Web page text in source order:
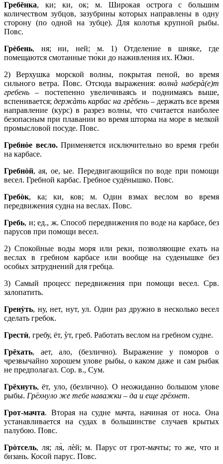
Гребёнка, ки; ки, ок; м. Широкая острога с большим
количеством зубцов, зазубрины которых направлены в одну
сторону (по одной на зубце). Для колотья крупной рыбы.
Повс.
Грèбень, ня; ни, ней; м. 1) Отделение в шняке, где
помещаются смотанные тю̀ки до наживления их. Южн.
2) Верхушка морской волны, покрытая пеной, во время
сильного ветра. Повс. Отсюда выражения: волнà наберà(е)т
гребень – постепенно увеличиваясь и поднимаясь выше,
вспенивается;держàть карбас на грèбень– держать все время
направление (курс) в разрез волны, что считается наиболее
безопасным при плавании во время шторма на море в мелкой
промысловой посуде. Повс.
Гребнòе весло.Применяется исключительно во время греби
на карбасе.
Гребнòй, ая, ое, ые. Передвигающийся по воде при помощи
весел. Гребной карбас. Гребное судёнышко. Повс.
Гребòк, ка; ки, ков; м. Один взмах веслом во время
передвижения судна на веслах. Повс.
Гребь, и; ед., ж. Способ передвижения по воде на карбасе, без
парусов при помощи весел.
2) Спокойные воды моря или реки, позволяющие ехать на
веслах в гребном карбасе или вообще на суденышке без
особых затруднений для гребца.
3) Самый процесс передвижения при помощи весел. Срв.
залопатить.
Гренỳть, ну, нет, нут, ул. Один раз дружно в несколько весел
сделать гребок.
Грестѝ, гребу, ёт, ỳт, греб. Работать веслом на гребном судне.
Грёхать, ает, ало, (безлично). Выражение у поморов о
чрезвычайно хорошем улове рыбы, о каком даже и сам рыбак
не предполагал. Сор. в., Сум.
Грёхнуть, ёт, уло, (безлично). О неожиданно большом улове
рыбы. Грёхнуло же тебе наважки – да и еще грёхнет.
Грот-мачта. Вторая на судне мачта, начиная от носа. Она
устанавливается на судах в большинстве случаев крытых
палубою. Повс.
Грòтсель, ля; ля̀, лèй; м. Парус от грот-мачты; то же, что и
бизань. Косой парус. Повс.